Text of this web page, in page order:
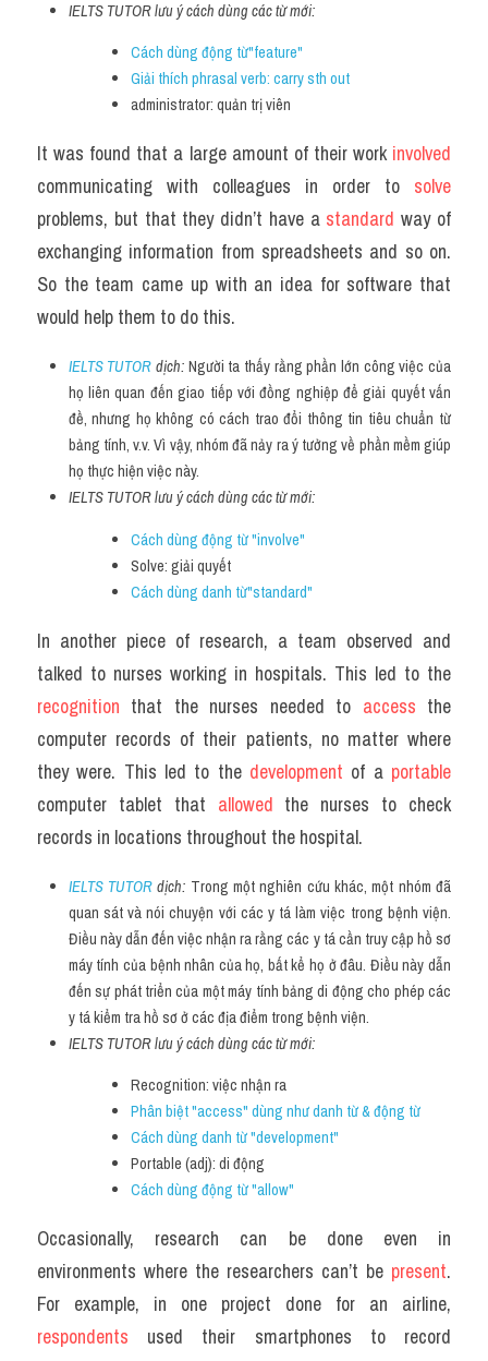
IELTS TUTOR lưu ý cách dùng các từ mới:
Cách dùng động từ"feature"
Giải thích phrasal verb: carry sth out
administrator: quản trị viên
It was found that a large amount of their work
communicating with colleagues in order to solve
problems, but that they didn’t have a standard way of
exchanging information from spreadsheets and so on.
So the team came up with an idea for software that
would help them to do this.
IELTS TUTOR dịch: Người ta thấy rằng phần lớn công việc của
họ liên quan đến giao tiếp với đồng nghiệp để giải quyết vấn
đề, nhưng họ không có cách trao đổi thông tin tiêu chuẩn từ
bảng tính, v.v. Vì vậy, nhóm đã nảy ra ý tưởng về phần mềm giúp
họ thực hiện việc này.
IELTS TUTOR lưu ý cách dùng các từ mới:
Cách dùng động từ "involve"
Solve: giải quyết
Cách dùng danh từ"standard"
In another piece of research, a team observed and
recognition that the nurses needed to access the
computer records of their patients, no matter where
they were. This led to the development of a
computer tablet that allowed the nurses to check
records in locations throughout the hospital.
IELTS TUTOR dịch: Trong một nghiên cứu khác, một nhóm đã
quan sát và nói chuyện với các y tá làm việc trong bệnh viện.
Điều này dẫn đến việc nhận ra rằng các y tá cần truy cập hồ sơ
máy tính của bệnh nhân của họ, bất kể họ ở đâu. Điều này dẫn
đến sự phát triển của một máy tính bảng di động cho phép các
y tá kiểm tra hồ sơ ở các địa điểm trong bệnh viện.
IELTS TUTOR lưu ý cách dùng các từ mới:
Recognition: việc nhận ra
Phân biệt "access" dùng như danh từ & động từ
Cách dùng danh từ "development"
Portable (adj): di động
Cách dùng động từ "allow"
Occasionally, research can be done even in
environments where the researchers can’t be present.
respondents used their smartphones to record